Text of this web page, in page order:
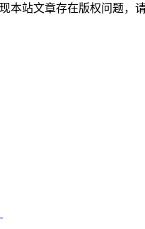
站文章存在版权问题，